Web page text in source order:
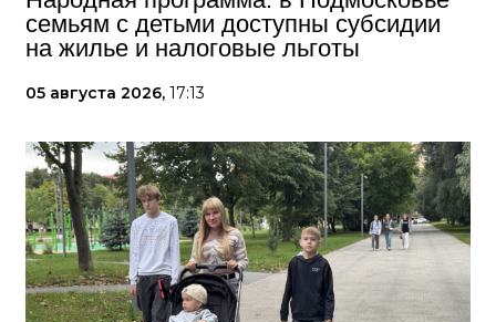
семьям с детьми доступны субсидии
на жилье и налоговые льготы
05 августа 2026, 17:13